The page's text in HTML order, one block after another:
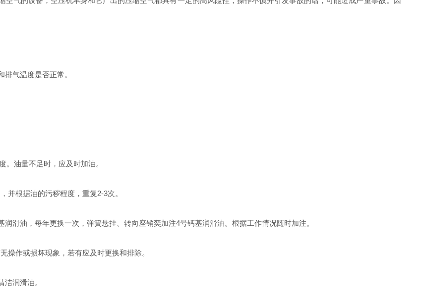
气温度是否正常。
油量不足时，应及时加油。
根据油的污秽程度，重复2-3次。
油，每年更换一次，弹簧悬挂、转向座销奕加注4号钙基润滑油。根据工作情况随时加注。
作或损坏现象，若有应及时更换和排除。
润滑油。